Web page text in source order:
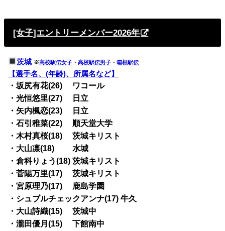
[女子]エントリーメンバー2026年
茨城 ※高校駅伝女子 ・高校駅伝男子 ・箱根駅伝
【選手名、(年齢)、所属名など】
・坂尻有花(26) ワコール
・光恒悠里(27) 日立
・矢内楓恋(23) 日立
・石引稚菜(22) 順天堂大学
・木村真桜(18) 茨城キリスト
・大山凛(18) 水城
・倉科りょう(18) 茨城キリスト
・菅陽万里(17) 茨城キリスト
・宮原理乃(17) 鹿島学園
・シュブルチェックアンナ(17) 牛久
・大山詩織(15) 茨城中
・瀧田優月(15) 下館南中